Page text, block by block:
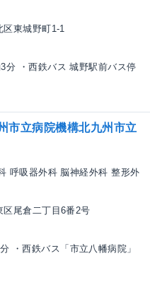
区東城野町1-1
分 ・西鉄バス 城野駅前バス停
市立病院機構北九州市立
呼吸器外科 脳神経外科 整形外
尾倉二丁目6番2号
・西鉄バス「市立八幡病院」